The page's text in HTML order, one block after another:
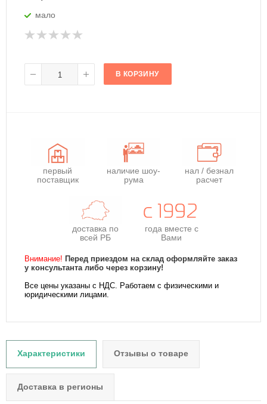
мало
В КОРЗИНУ
первый
поставщик
наличие шоу-
рума
нал / безнал
расчет
доставка по
всей РБ
года вместе с
Вами
Внимание! Перед приездом на склад оформляйте заказ
у консультанта либо через корзину!
Все цены указаны с НДС. Работаем с физическими и
юридическими лицами.
Характеристики Отзывы о товаре
Доставка в регионы